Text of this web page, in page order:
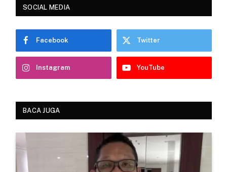
SOCIAL MEDIA
Facebook Twitter
Instagram YouTube
BACA JUGA